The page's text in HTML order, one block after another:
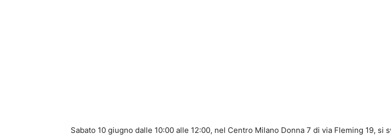
Sabato 10 giugno dalle 10:00 alle 12:00, nel Centro Milano Donna 7 di via Fleming 19, si